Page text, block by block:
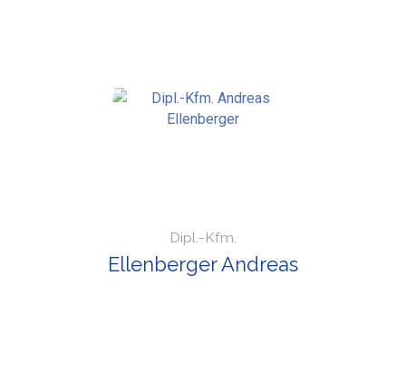
Dipl.-Kfm.
Ellenberger Andreas